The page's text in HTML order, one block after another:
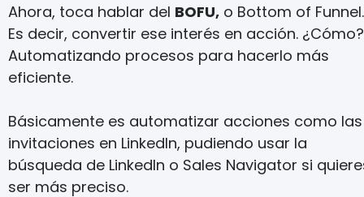
Ahora, toca hablar del BOFU, o Bottom of Funnel.
Es decir, convertir ese interés en acción. ¿Cómo?
Automatizando procesos para hacerlo más
eficiente.
Básicamente es automatizar acciones como las
invitaciones en LinkedIn, pudiendo usar la
búsqueda de LinkedIn o Sales Navigator si
ser más preciso.